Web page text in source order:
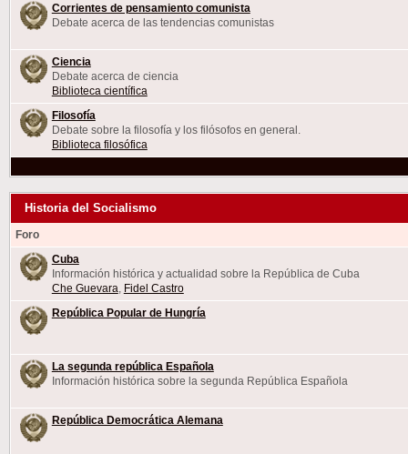
Corrientes de pensamiento comunista
Debate acerca de las tendencias comunistas
Ciencia
Debate acerca de ciencia
Biblioteca científica
Filosofía
Debate sobre la filosofía y los filósofos en general.
Biblioteca filosófica
Historia del Socialismo
Foro
Cuba
Información histórica y actualidad sobre la República de Cuba
Che Guevara Fidel Castro
República Popular de Hungría
La segunda república Española
Información histórica sobre la segunda República Española
República Democrática Alemana